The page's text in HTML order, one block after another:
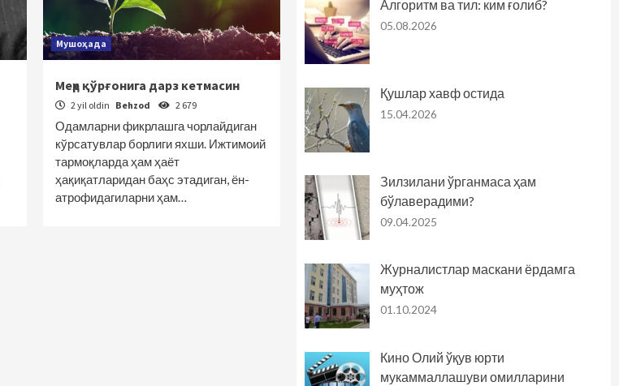
Мушоҳада
Меҳр қўрғонига дарз кетмасин
2 yil oldin Behzod 2 679
Одамларни фикрлашга чорлайдиган
кўрсатувлар борлиги яхши. Ижтимоий
тармоқларда ҳам ҳаёт
ҳақиқатларидан баҳс этадиган, ён-
атрофидагиларни ҳам…
Алгоритм ва тил: ким ғолиб?
05.08.2026
Қушлар хавф остида
15.04.2026
Зилзилани ўрганмаса ҳам
бўлаверадими?
09.04.2025
Журналистлар маскани ёрдамга
муҳтож
01.10.2024
Кино Олий ўқув юрти
мукаммаллашуви омилларини